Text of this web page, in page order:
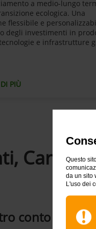
Questo
da un sito
L'uso dei
a medio-lungo
ecologica. Una
flessibile e
degli investimenti in
e infrastrutture
PIÙ
Carte e
conto con